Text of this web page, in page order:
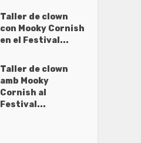
Taller de clown
con Mooky Cornish
en el Festival...
Taller de clown
amb Mooky
Cornish al
Festival...